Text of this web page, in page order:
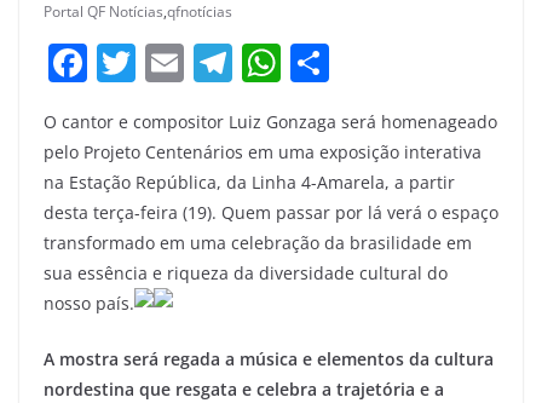
Portal QF Notícias,qfnotícias
F
c
e
b
o
o
T
itt
er
E
m
ai
l
T
el
e
gr
a
m
W
at
s
A
p
p
ar
e
O cantor e compositor Luiz Gonzaga será homenageado
pelo Projeto Centenários em uma exposição interativa
na Estação República, da Linha 4-Amarela, a partir
desta terça-feira (19). Quem passar por lá verá o espaço
transformado em uma celebração da brasilidade em
sua essência e riqueza da diversidade cultural do
nosso país.
A mostra será regada a música e elementos da cultura
nordestina que resgata e celebra a trajetória e a